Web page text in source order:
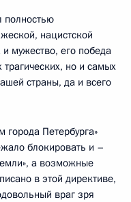
полностью
нацистской
мужество, его победа
трагических, но и самых
страны, да и всего
города Петербурга»
блокировать и –
а возможные
в этой директиве,
враг зря